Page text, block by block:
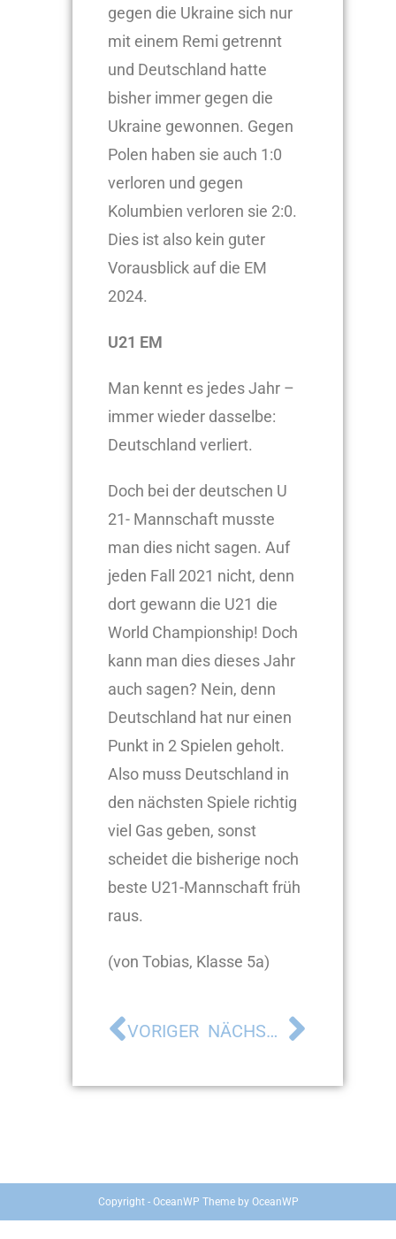
gegen die Ukraine sich nur
mit einem Remi getrennt
und Deutschland hatte
bisher immer gegen die
Ukraine gewonnen. Gegen
Polen haben sie auch 1:0
verloren und gegen
Kolumbien verloren sie 2:0.
Dies ist also kein guter
Vorausblick auf die EM
2024.
U21 EM
Man kennt es jedes Jahr –
immer wieder dasselbe:
Deutschland verliert.
Doch bei der deutschen U
21- Mannschaft musste
man dies nicht sagen. Auf
jeden Fall 2021 nicht, denn
dort gewann die U21 die
World Championship! Doch
kann man dies dieses Jahr
auch sagen? Nein, denn
Deutschland hat nur einen
Punkt in 2 Spielen geholt.
Also muss Deutschland in
den nächsten Spiele richtig
viel Gas geben, sonst
scheidet die bisherige noch
beste U21-Mannschaft früh
raus.
(von Tobias, Klasse 5a)
VORIGER NÄCHSTER
Copyright - OceanWP Theme by OceanWP